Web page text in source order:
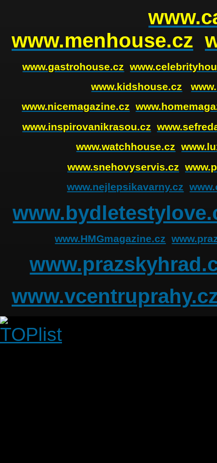
www.menhouse.cz
www.gastrohouse.cz
www.kidshouse.cz
www.nicemagazine.cz
www.inspirovanikrasou.cz
www.watchhouse.cz
www.snehovyservis.cz
www.nejlepsikavarny.cz
www.HMGmagazine.cz